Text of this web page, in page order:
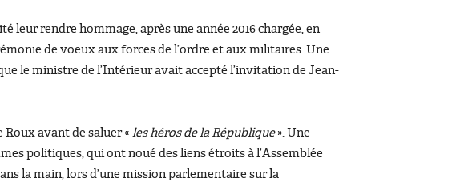
leur rendre hommage, après une année 2016 chargée, en
de voeux aux forces de l’ordre et aux militaires. Une
le ministre de l’Intérieur avait accepté l’invitation de Jean-
Roux avant de saluer « les héros de la République». Une
politiques, qui ont noué des liens étroits à l’Assemblée
la main, lors d’une mission parlementaire sur la